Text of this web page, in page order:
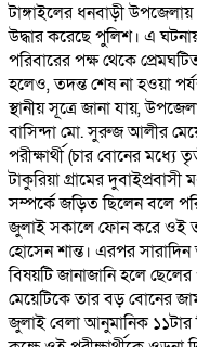
টাঙ্গাইলের ধনবাড়ী
উদ্ধার করেছে পুলিশ। এ
পরিবারের পক্ষ থেকে
হলেও, তদন্ত শেষ না হওয়া
স্থানীয় সূত্রে জানা যায়,
বাসিন্দা মো. সুরুজ আলীর
পরীক্ষার্থী (চার বোনের মধ্যে
টাকুরিয়া গ্রামের
সম্পর্কে জড়িত ছিলেন বলে
জুলাই সকালে ফোন করে ওই
হোসেন শান্ত। এরপর সারাদিন
বিষয়টি জানাজানি হলে ছেলের
মেয়েটিকে তার বড় বোনের
জুলাই বেলা আনুমানিক